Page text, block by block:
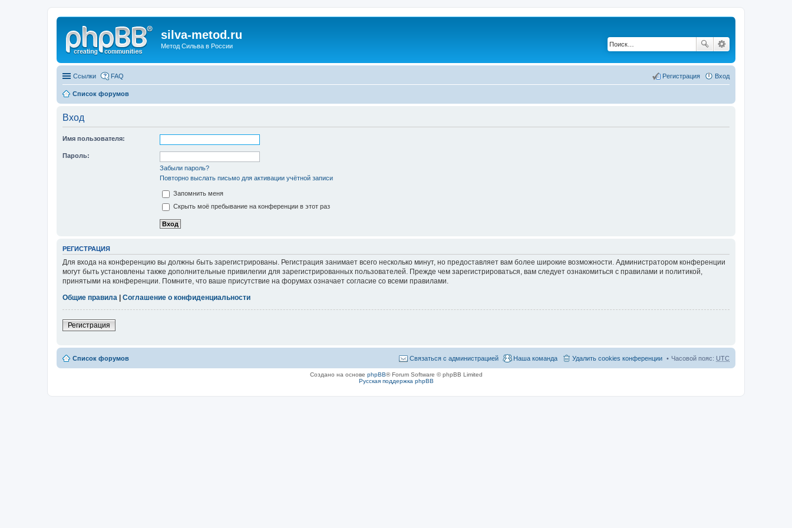
silva-metod.ru
Метод Сильва в России
Ссылки FAQ Вход
Регистрация
Список форумов
Вход
Имя пользователя:
Пароль:
Забыли пароль?
Повторно выслать письмо для активации учётной записи
Запомнить меня
Скрыть моё пребывание на конференции в этот раз
РЕГИСТРАЦИЯ
Для входа на конференцию вы должны быть зарегистрированы. Регистрация занимает всего несколько минут, но предоставляет вам более широкие возможности. Администратором конференции
могут быть установлены также дополнительные привилегии для зарегистрированных пользователей. Прежде чем зарегистрироваться, вам следует ознакомиться с правилами и политикой,
принятыми на конференции. Помните, что ваше присутствие на форумах означает согласие со всеми правилами.
Общие правила
Соглашение о конфиденциальности
Регистрация
Список форумов Часовой пояс: UTC
Удалить cookies конференции
Наша команда
Связаться с администрацией
Создано на основе phpBB® Forum Software © phpBB Limited
Русская поддержка phpBB